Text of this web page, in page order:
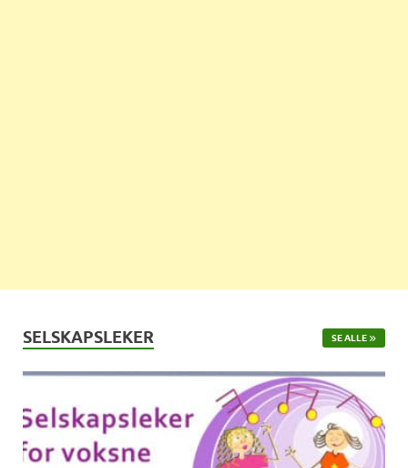
SELSKAPSLEKER SE ALLE